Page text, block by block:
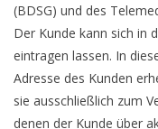
(BDSG) und des
Der Kunde kann sich in
eintragen lassen. In
Adresse des Kunden
sie ausschließlich zum
denen der Kunde über